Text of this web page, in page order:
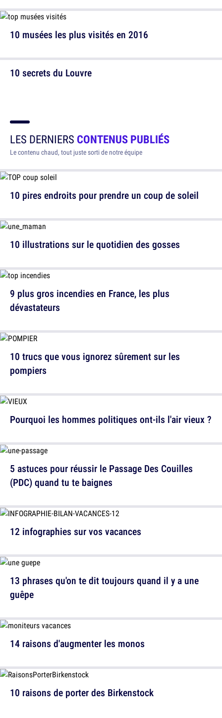
10 secrets du Louvre
10 musées les plus visités en 2016
LES DERNIERS CONTENUS PUBLIÉS
Le contenu chaud, tout juste sorti de notre équipe
10 pires endroits pour prendre un coup de soleil
9 plus gros incendies en France, les plus
dévastateurs
Pourquoi les hommes politiques ont-ils l'air vieux ?
12 infographies sur vos vacances
14 raisons d'augmenter les monos
10 illustrations sur le quotidien des gosses
10 trucs que vous ignorez sûrement sur les
pompiers
5 astuces pour réussir le Passage Des Couilles
(PDC) quand tu te baignes
13 phrases qu'on te dit toujours quand il y a une
guêpe
10 raisons de porter des Birkenstock